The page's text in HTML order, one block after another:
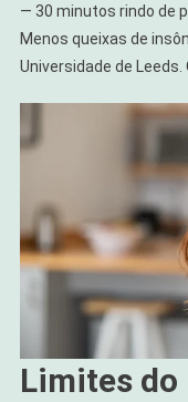
— 30 minutos rindo de
Menos queixas de
Universidade de Leeds.
Limites do